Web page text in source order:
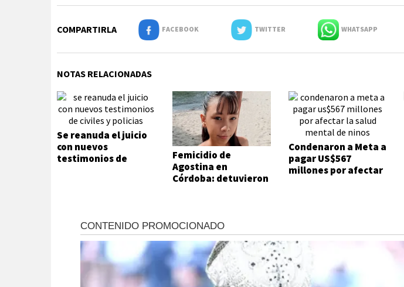
COMPARTIRLA FACEBOOK TWITTER WHATSAPP
NOTAS RELACIONADAS
Se reanuda el juicio
con nuevos
testimonios de
Femicidio de
Agostina en
Córdoba: detuvieron
Condenaron a Meta a
pagar US$567
millones por afectar